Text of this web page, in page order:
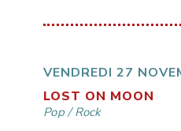
et les réarrange à sa
VENDREDI 27
LOST ON MOON
Pop/Rock